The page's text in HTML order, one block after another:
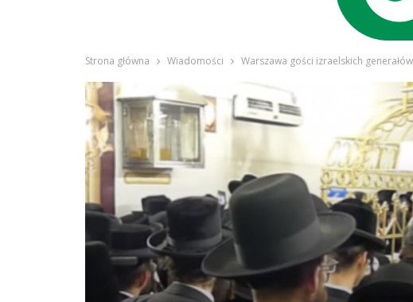
Strona główna Wiadomości Warszawa gości izraelskich